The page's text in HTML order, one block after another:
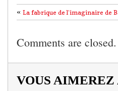
« La fabrique de l’imaginaire de
Comments are closed.
VOUS AIMEREZ